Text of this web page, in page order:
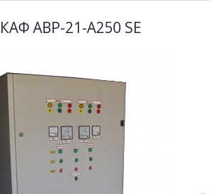
АВР-21-А250 SE